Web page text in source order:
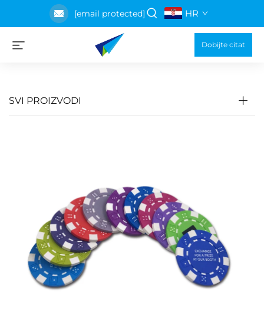
[email protected] HR
Dobijte citat
SVI PROIZVODI